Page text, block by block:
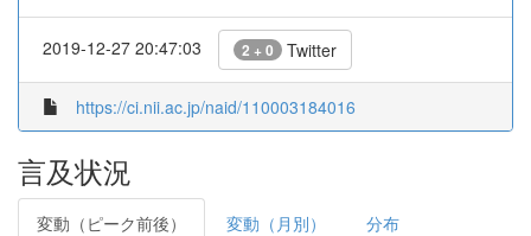
2019-12-27 20:47:03 2 + 0 Twitter
https://ci.nii.ac.jp/naid/110003184016
言及状況
変動（ピーク前後） 変動（月別） 分布